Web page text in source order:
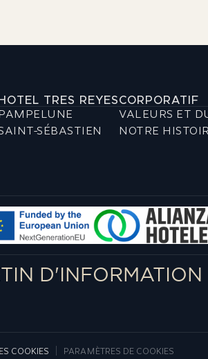
HOTEL TRES REYES
SÉBASTIEN
CORPORATIF
VALEURS ET
NOTRE
D'INFORMATION
COOKIES PARAMÈTRES DE COOKIES